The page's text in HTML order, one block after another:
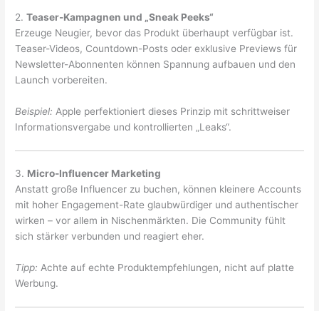
2.Teaser-Kampagnen und „Sneak Peeks“
Erzeuge Neugier, bevor das Produkt überhaupt verfügbar ist.
Teaser-Videos, Countdown-Posts oder exklusive Previews für
Newsletter-Abonnenten können Spannung aufbauen und den
Launch vorbereiten.
Beispiel: Apple perfektioniert dieses Prinzip mit schrittweiser
Informationsvergabe und kontrollierten „Leaks“.
3. Micro-Influencer Marketing
Anstatt große Influencer zu buchen, können kleinere Accounts
mit hoher Engagement-Rate glaubwürdiger und authentischer
wirken – vor allem in Nischenmärkten. Die Community fühlt
sich stärker verbunden und reagiert eher.
Tipp: Achte auf echte Produktempfehlungen, nicht auf platte
Werbung.